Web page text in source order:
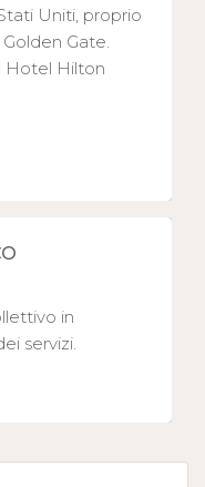
Uniti, proprio
Gate.
Hotel Hilton
in
servizi.